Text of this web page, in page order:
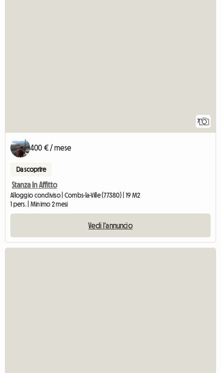
7
400 € / mese
Da scoprire
Stanza In Affitto
Alloggio condiviso | Combs-la-Ville (77380) | 19 M2
1 pers. | Minimo 2 mesi
Vedi l'annuncio